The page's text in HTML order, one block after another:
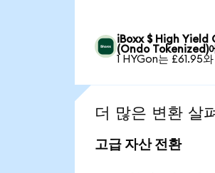
iBoxx $ High Yield
(Ondo Tokenized)
1 HYGon는 £61.95
더 많은 변환 살
고급 자산 전환